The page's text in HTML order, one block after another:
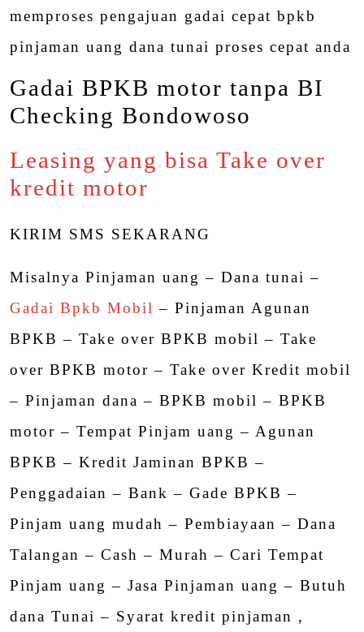
memproses pengajuan gadai cepat bpkb
pinjaman uang dana tunai proses cepat anda
Gadai BPKB motor tanpa BI
Checking Bondowoso
Leasing yang bisa Take over
kredit motor
KIRIM SMS SEKARANG
Misalnya Pinjaman uang – Dana tunai –
Gadai Bpkb Mobil – Pinjaman Agunan
BPKB – Take over BPKB mobil – Take
over BPKB motor – Take over Kredit mobil
– Pinjaman dana – BPKB mobil – BPKB
motor – Tempat Pinjam uang – Agunan
BPKB – Kredit Jaminan BPKB –
Penggadaian – Bank – Gade BPKB –
Pinjam uang mudah – Pembiayaan – Dana
Talangan – Cash – Murah – Cari Tempat
Pinjam uang – Jasa Pinjaman uang – Butuh
dana Tunai – Syarat kredit pinjaman ,